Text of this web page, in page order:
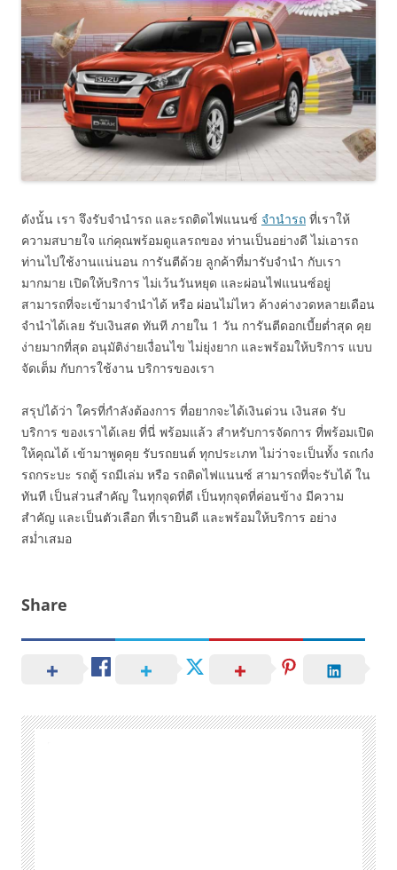
ดังนั้น เรา จึงรับจำนำรถ และรถติดไฟแนนซ์ จำนำรถ ที่เราให้
ความสบายใจ แก่คุณพร้อมดูแลรถของ ท่านเป็นอย่างดี ไม่เอารถ
ท่านไปใช้งานแน่นอน การันตีด้วย ลูกค้าที่มารับจำนำ กับเรา
มากมาย เปิดให้บริการ ไม่เว้นวันหยุด และผ่อนไฟแนนซ์อยู่
สามารถที่จะเข้ามาจำนำได้ หรือ ผ่อนไม่ไหว ค้างค่างวดหลายเดือน
จำนำได้เลย รับเงินสด ทันที ภายใน 1 วัน การันตีดอกเบี้ยต่ำสุด คุย
ง่ายมากที่สุด อนุมัติง่ายเงื่อนไข ไม่ยุ่งยาก และพร้อมให้บริการ แบบ
จัดเต็ม กับการใช้งาน บริการของเรา
สรุปได้ว่า ใครที่กำลังต้องการ ที่อยากจะได้เงินด่วน เงินสด รับ
บริการ ของเราได้เลย ที่นี่ พร้อมแล้ว สำหรับการจัดการ ที่พร้อมเปิด
ให้คุณได้ เข้ามาพูดคุย รับรถยนต์ ทุกประเภท ไม่ว่าจะเป็นทั้ง รถเก๋ง
รถกระบะ รถตู้ รถมีเล่ม หรือ รถติดไฟแนนซ์ สามารถที่จะรับได้ ใน
ทันที เป็นส่วนสำคัญ ในทุกจุดที่ดี เป็นทุกจุดที่ค่อนข้าง มีความ
สำคัญ และเป็นตัวเลือก ที่เรายินดี และพร้อมให้บริการ อย่าง
สม่ำเสมอ
Share